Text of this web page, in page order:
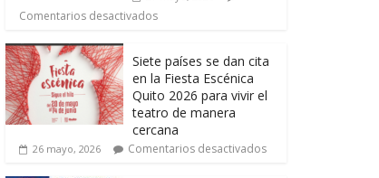
Comentarios desactivados
Siete países se dan cita
en la Fiesta Escénica
Quito 2026 para vivir el
teatro de manera
cercana
26 mayo, 2026 Comentarios desactivados